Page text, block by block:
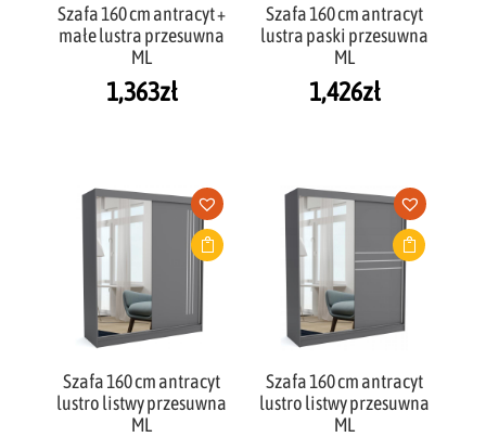
Szafa 160 cm antracyt +
małe lustra przesuwna
ML
1,363zł
Szafa 160 cm antracyt
lustra paski przesuwna
ML
1,426zł
Szafa 160 cm antracyt
lustro listwy przesuwna
ML
Szafa 160 cm antracyt
lustro listwy przesuwna
ML